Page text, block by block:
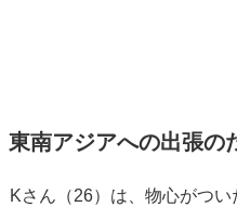
東南アジアへの出張の
Kさん（26）は、物心がつい